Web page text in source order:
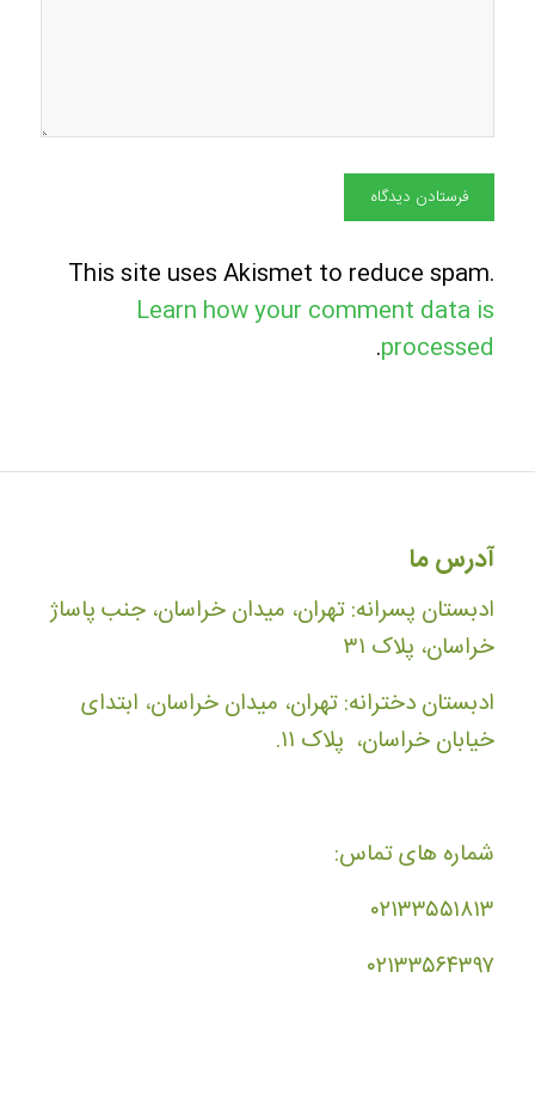
This site uses Akismet to reduce spam.
Learn how your comment data is
processed
.
آدرس ما
ادبستان پسرانه: تهران، میدان خراسان، جنب پاساژ
خراسان، پلاک ۳۱
ادبستان دخترانه: تهران، میدان خراسان، ابتدای
خیابان خراسان، پلاک ۱۱.
شماره های تماس:
۰۲۱۳۳۵۵۱۸۱۳
۰۲۱۳۳۵۶۴۳۹۷